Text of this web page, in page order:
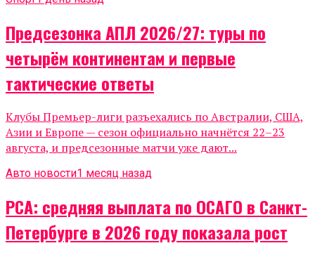
Предсезонка АПЛ 2026/27: туры по
четырём континентам и первые
тактические ответы
Клубы Премьер-лиги разъехались по Австралии, США,
Азии и Европе — сезон официально начнётся 22–23
августа, и предсезонные матчи уже дают...
Авто новости1 месяц назад
РСА: средняя выплата по ОСАГО в Санкт-
Петербурге в 2026 году показала рост